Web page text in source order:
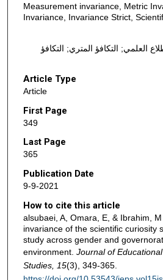
Measurement invariance, Metric
Invariance, Invariance Strict,
العلمي; التكافؤ المتري; التكافؤ
Article Type
Article
First Page
349
Last Page
365
Publication Date
9-9-2021
How to cite this article
alsubaei, A, Omara, E, & Ibrahim,
invariance of the scientific curiosity
study across gender and
environment. Journal of
Studies, 15(3), 349-365.